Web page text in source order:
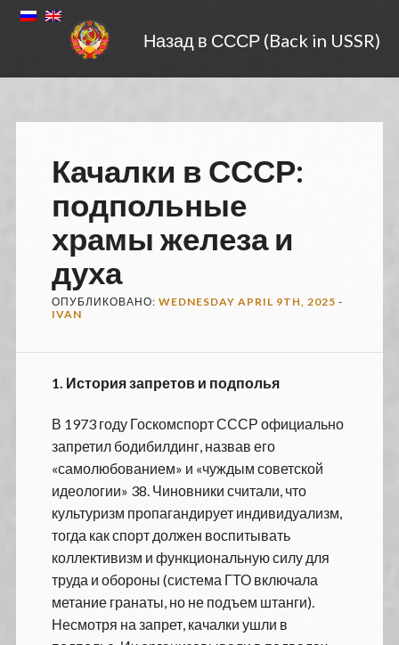
Назад в СССР (Back in USSR)
Качалки в СССР:
подпольные
храмы железа и
духа
ОПУБЛИКОВАНО: WEDNESDAY APRIL 9TH, 2025 -
IVAN
1. История запретов и подполья
В 1973 году Госкомспорт СССР официально
запретил бодибилдинг, назвав его
«самолюбованием» и «чуждым советской
идеологии» 38. Чиновники считали, что
культуризм пропагандирует индивидуализм,
тогда как спорт должен воспитывать
коллективизм и функциональную силу для
труда и обороны (система ГТО включала
метание гранаты, но не подъем штанги).
Несмотря на запрет, качалки ушли в